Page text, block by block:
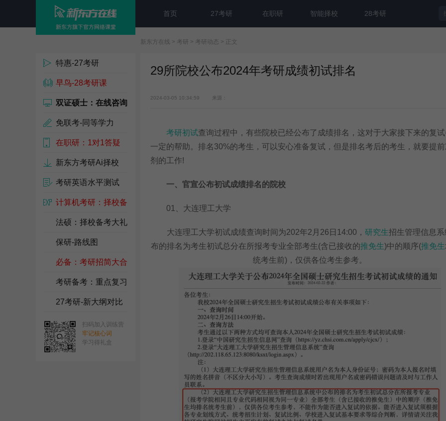
首页 27考研 在职研 智能择校 28考研
新东方在线 > 考研 > 考研动态 > 正文
特惠-27考研
早鸟-28考研课
双证硕士：在线咨询
免联考-同等学力
在职研：1对1答疑
新东方考研Ai择校
考研英语水平测试
计算机考研：择校备
考包
法硕：择校备考大礼
包
保研-路线图
必备：考研招简大合
集
考研备考：重点复习
资料
27考研-新大纲对比
扫码加入训练营
牢记核心词
学习得礼盒
29所院校公布2024年考研成绩初试排名
2024-03-05 10:34:59 来源：
考研初试查询过程中，有些院校已经公布了成绩排名，这对于大家接下来的复
一定的帮助。排名30%的考生，可以安心准备复试，但是排名考后的考生，就要提
剂的工作!
一、官宣公布初试成绩排名的院校
01、大连理工大学
大连理工大学初试成绩查询时间为202年2月26日14:00， 研究生招生管理信息
布的排名为考生初试总分在所报考专业全部考生(含已接收的推免生)中的顺序(推免生
统考生前)，仅供各位考生参考。